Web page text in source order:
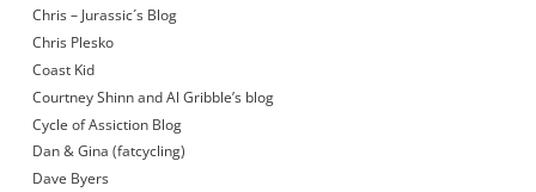
Chris – Jurassic´s Blog
Chris Plesko
Coast Kid
Courtney Shinn and Al Gribble’s blog
Cycle of Assiction Blog
Dan & Gina (fatcycling)
Dave Byers